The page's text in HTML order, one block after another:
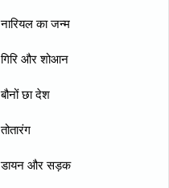
नारियल का जन्म
गिरि और शोआन
बौनों छा देश
तोतारंग
डायन और सड़क